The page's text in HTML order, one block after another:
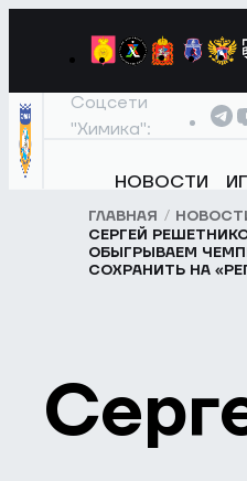
Соцсети
"Химика":
НОВОСТИ
ГЛАВНАЯ
СЕРГЕЙ
ОБЫГРЫВАЕМ
СОХРАНИТЬ НА